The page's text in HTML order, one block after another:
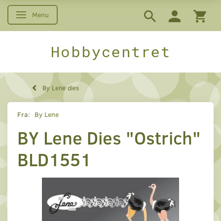
Skifte navigation
Menu
Hobbycentret
By Lene dies
Fra: By Lene
BY Lene Dies "Ostrich"
BLD1551